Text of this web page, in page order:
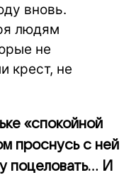
вновь.
людям
не
крест, не
«спокойной
проснусь с ней
поцеловать... И